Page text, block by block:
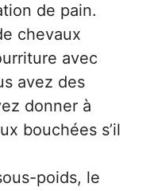
de pain.
chevaux
avec
avez des
donner à
bouchées s’il
poids, le